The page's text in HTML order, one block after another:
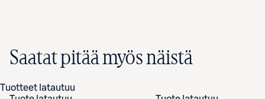
Saatat pitää myös näistä
Tuotteet latautuu